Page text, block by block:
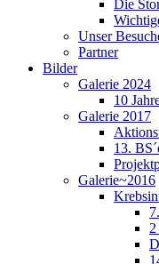
Die
Unser
Partner
Bilder
Galerie 2024
10
Galerie 2017
13.
Galerie~2016